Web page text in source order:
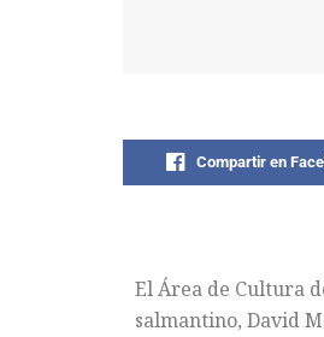
Compartir en
El Área de Cultura
salmantino, David